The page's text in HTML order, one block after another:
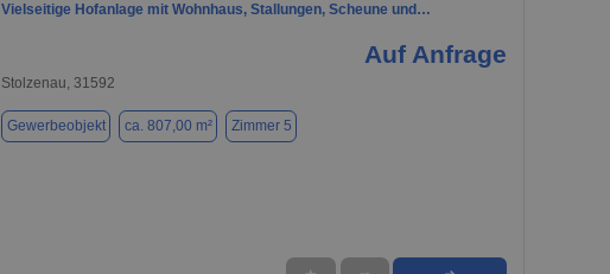
Vielseitige Hofanlage mit Wohnhaus, Stallungen, Scheune und…
Auf Anfrage
Stolzenau, 31592
Gewerbeobjekt ca. 807,00 m² Zimmer 5